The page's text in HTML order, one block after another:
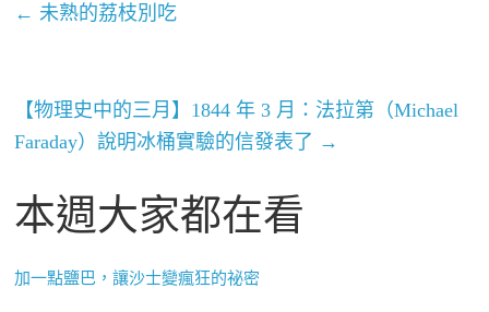
← 未熟的荔枝別吃
【物理史中的三月】1844 年 3 月：法拉第（Michael
Faraday）說明冰桶實驗的信發表了 →
本週大家都在看
加一點鹽巴，讓沙士變瘋狂的祕密